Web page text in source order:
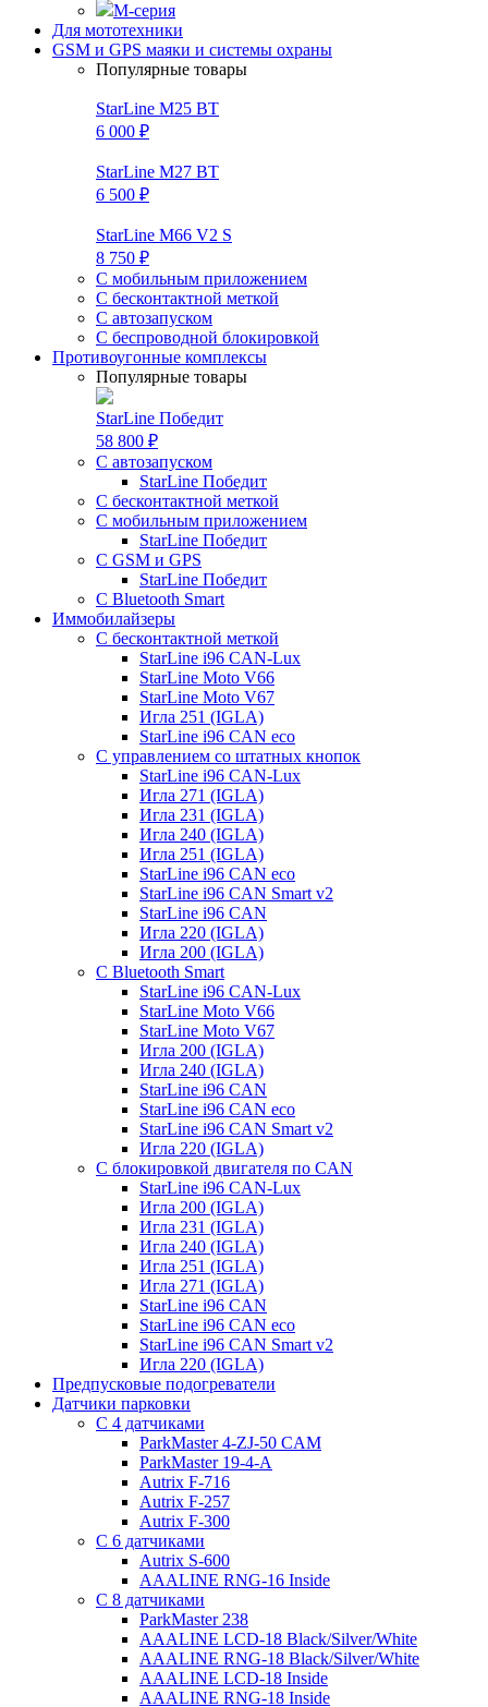
M-серия
Для мототехники
GSM и GPS маяки и системы охраны
Популярные товары
StarLine M25 BT
6 000 ₽
StarLine M27 BT
6 500 ₽
StarLine M66 V2 S
8 750 ₽
С мобильным приложением
С бесконтактной меткой
С автозапуском
С беспроводной блокировкой
Противоугонные комплексы
Популярные товары
StarLine Победит
58 800 ₽
С автозапуском
StarLine Победит
С бесконтактной меткой
С мобильным приложением
StarLine Победит
С GSM и GPS
StarLine Победит
С Bluetooth Smart
Иммобилайзеры
С бесконтактной меткой
StarLine i96 CAN-Lux
StarLine Moto V66
StarLine Moto V67
Игла 251 (IGLA)
StarLine i96 CAN eco
С управлением со штатных кнопок
StarLine i96 CAN-Lux
Игла 271 (IGLA)
Игла 231 (IGLA)
Игла 240 (IGLA)
Игла 251 (IGLA)
StarLine i96 CAN eco
StarLine i96 CAN Smart v2
StarLine i96 CAN
Игла 220 (IGLA)
Игла 200 (IGLA)
С Bluetooth Smart
StarLine i96 CAN-Lux
StarLine Moto V66
StarLine Moto V67
Игла 200 (IGLA)
Игла 240 (IGLA)
StarLine i96 CAN
StarLine i96 CAN eco
StarLine i96 CAN Smart v2
Игла 220 (IGLA)
С блокировкой двигателя по CAN
StarLine i96 CAN-Lux
Игла 200 (IGLA)
Игла 231 (IGLA)
Игла 240 (IGLA)
Игла 251 (IGLA)
Игла 271 (IGLA)
StarLine i96 CAN
StarLine i96 CAN eco
StarLine i96 CAN Smart v2
Игла 220 (IGLA)
Предпусковые подогреватели
Датчики парковки
С 4 датчиками
ParkMaster 4-ZJ-50 CAM
ParkMaster 19-4-A
Autrix F-716
Autrix F-257
Autrix F-300
С 6 датчиками
Autrix S-600
AAALINE RNG-16 Inside
С 8 датчиками
ParkMaster 238
AAALINE LCD-18 Black/Silver/White
AAALINE RNG-18 Black/Silver/White
AAALINE LCD-18 Inside
AAALINE RNG-18 Inside